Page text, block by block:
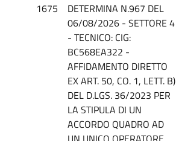
1675
DETERMINA N.967 DEL
06/08/2026 - SETTORE 4
- TECNICO: CIG:
BC568EA322 -
AFFIDAMENTO DIRETTO
EX ART. 50, CO. 1, LETT. B)
DEL D.LGS. 36/2023 PER
LA STIPULA DI UN
ACCORDO QUADRO AD